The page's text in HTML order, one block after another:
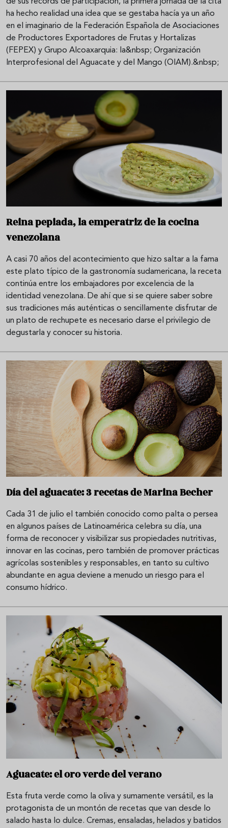
ha hecho realidad una idea que se gestaba hacía ya un año
en el imaginario de la Federación Española de Asociaciones
de Productores Exportadores de Frutas y Hortalizas
(FEPEX) y Grupo Alcoaxarquia: la&nbsp; Organización
Interprofesional del Aguacate y del Mango (OIAM).&nbsp;
Reina pepiada, la emperatriz de la cocina
venezolana
A casi 70 años del acontecimiento que hizo saltar a la fama
este plato típico de la gastronomía sudamericana, la receta
continúa entre los embajadores por excelencia de la
identidad venezolana. De ahí que si se quiere saber sobre
sus tradiciones más auténticas o sencillamente disfrutar de
un plato de rechupete es necesario darse el privilegio de
degustarla y conocer su historia.
Día del aguacate: 3 recetas de Marina Becher
Cada 31 de julio el también conocido como palta o persea
en algunos países de Latinoamérica celebra su día, una
forma de reconocer y visibilizar sus propiedades nutritivas,
innovar en las cocinas, pero también de promover prácticas
agrícolas sostenibles y responsables, en tanto su cultivo
abundante en agua deviene a menudo un riesgo para el
consumo hídrico.
Aguacate: el oro verde del verano
Esta fruta verde como la oliva y sumamente versátil, es la
protagonista de un montón de recetas que van desde lo
salado hasta lo dulce. Cremas, ensaladas, helados y batidos